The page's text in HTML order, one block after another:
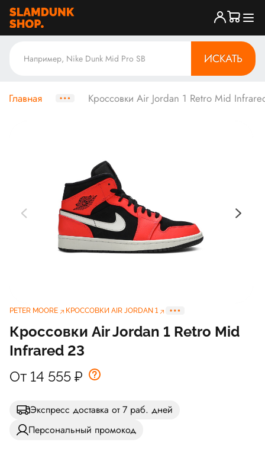
ИСКАТЬ
Главная Кроссовки Air Jordan 1 Retro Mid
PETER MOORE КРОССОВКИ AIR JORDAN 1
Кроссовки Air Jordan 1 Retro Mid
Infrared 23
От 14 555 ₽
Экспресс доставка от 7 раб. дней
Персональный промокод